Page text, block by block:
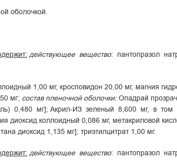
оболочкой.
действующее вещество: пантопразол
1,00 мг, кросповидон 20,00 мг, магния
мг; состав пленочной оболочки:Опадрай
0,480 мг]; Акрил-ИЗ зеленый 8,600 мг, в
диоксид коллоидный 0,086 мг, метакриловой
диоксид 1,135 мг]; триэтилцитрат 1,00 мг.
действующее вещество: пантопразол